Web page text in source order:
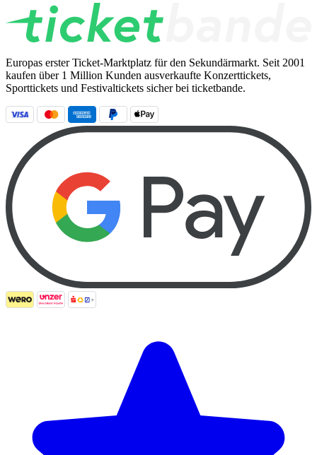
Europas erster Ticket-Marktplatz für den Sekundärmarkt. Seit 2001
kaufen über 1 Million Kunden ausverkaufte Konzerttickets,
Sporttickets und Festivaltickets sicher bei ticketbande.